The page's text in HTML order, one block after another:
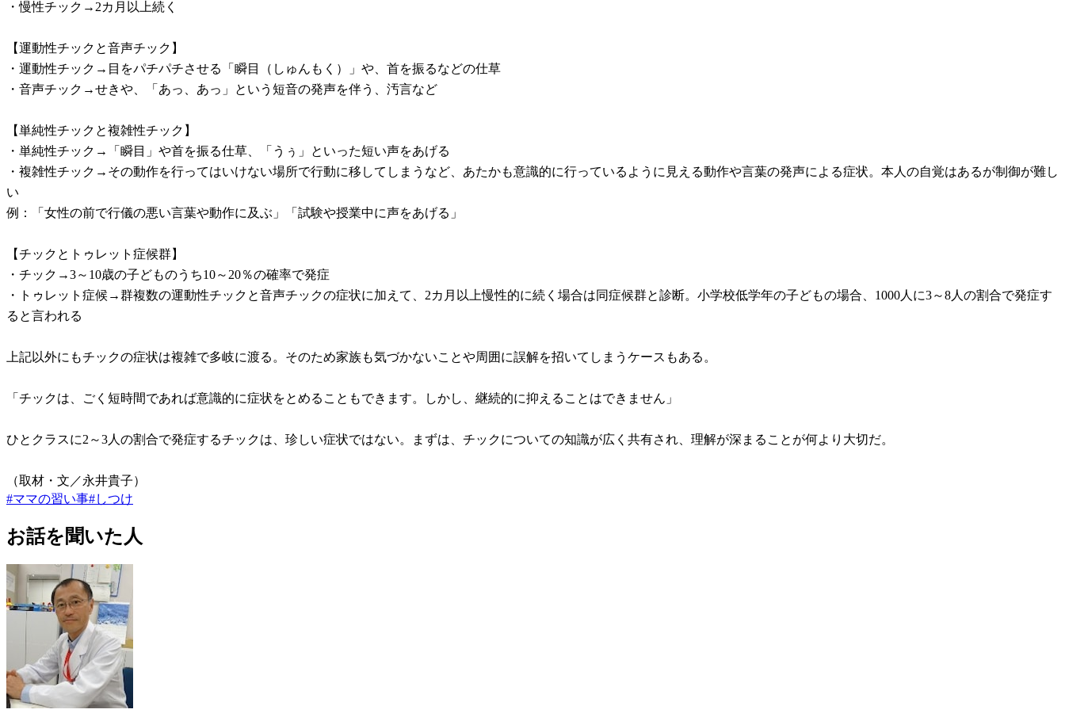
・慢性チック→2カ月以上続く
【運動性チックと音声チック】
・運動性チック→目をパチパチさせる「瞬目（しゅんもく）」や、首を振るなどの仕草
・音声チック→せきや、「あっ、あっ」という短音の発声を伴う、汚言など
【単純性チックと複雑性チック】
・単純性チック→「瞬目」や首を振る仕草、「うぅ」といった短い声をあげる
・複雑性チック→その動作を行ってはいけない場所で行動に移してしまうなど、あたかも意識的に行っているように見える動作や言葉の発声による症状。本人の自覚はあるが制御が難し
い
例：「女性の前で行儀の悪い言葉や動作に及ぶ」「試験や授業中に声をあげる」
【チックとトゥレット症候群】
・チック→3～10歳の子どものうち10～20％の確率で発症
・トゥレット症候→群複数の運動性チックと音声チックの症状に加えて、2カ月以上慢性的に続く場合は同症候群と診断。小学校低学年の子どもの場合、1000人に3～8人の割合で発症す
ると言われる
上記以外にもチックの症状は複雑で多岐に渡る。そのため家族も気づかないことや周囲に誤解を招いてしまうケースもある。
「チックは、ごく短時間であれば意識的に症状をとめることもできます。しかし、継続的に抑えることはできません」
ひとクラスに2～3人の割合で発症するチックは、珍しい症状ではない。まずは、チックについての知識が広く共有され、理解が深まることが何より大切だ。
（取材・文／永井貴子）
#ママの習い事#しつけ
お話を聞いた人